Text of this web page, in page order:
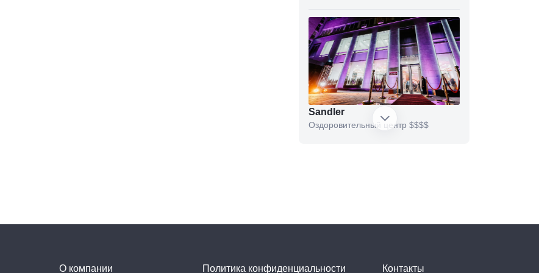
Sandler
Оздоровительный центр $$$$
О компании Политика конфиденциальности Контакты